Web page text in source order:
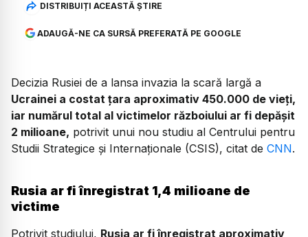
DISTRIBUIȚI ACEASTĂ ȘTIRE
ADAUGĂ-NE CA SURSĂ PREFERATĂ PE GOOGLE
Decizia Rusiei de a lansa invazia la scară largă a
Ucrainei a costat țara aproximativ 450.000 de vieți,
iar numărul total al victimelor războiului ar fi depășit
2 milioane, potrivit unui nou studiu al Centrului pentru
Studii Strategice și Internaționale (CSIS), citat de CNN.
Rusia ar fi înregistrat 1,4 milioane de
victime
Potrivit studiului, Rusia ar fi înregistrat aproximativ